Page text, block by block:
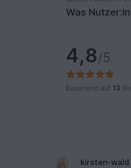
Was
4,8/5
Basierend auf 13
kirsten-wald